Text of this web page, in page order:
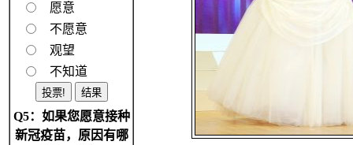
愿意
不愿意
观望
不知道
Q5：如果您愿意接种
新冠疫苗，原因有哪